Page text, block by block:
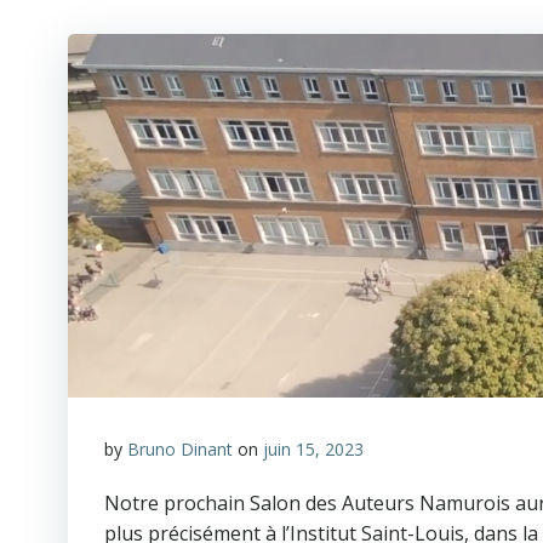
by Bruno Dinant on juin 15, 2023
Notre prochain Salon des Auteurs Namurois
plus précisément à l’Institut Saint-Louis, dans